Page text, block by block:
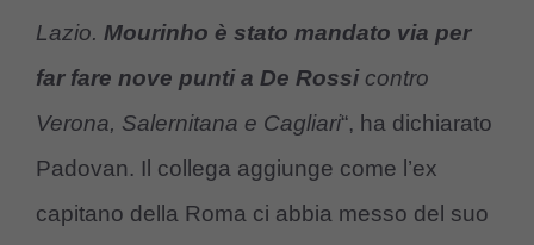
Lazio. Mourinho è stato mandato via per
far fare nove punti a De Rossicontro
Verona, Salernitana e Cagliari“, ha dichiarato
Padovan. Il collega aggiunge come l’ex
capitano della Roma ci abbia messo del suo